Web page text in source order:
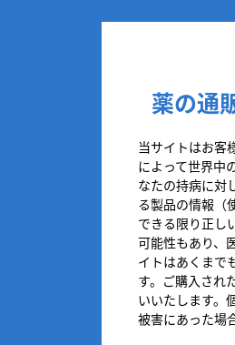
薬の通
当サイトはお客
によって世界中
なたの持病に対
る製品の情報（
できる限り正し
可能性もあり、
イトはあくまで
す。ご購入され
いいたします。
被害にあった場